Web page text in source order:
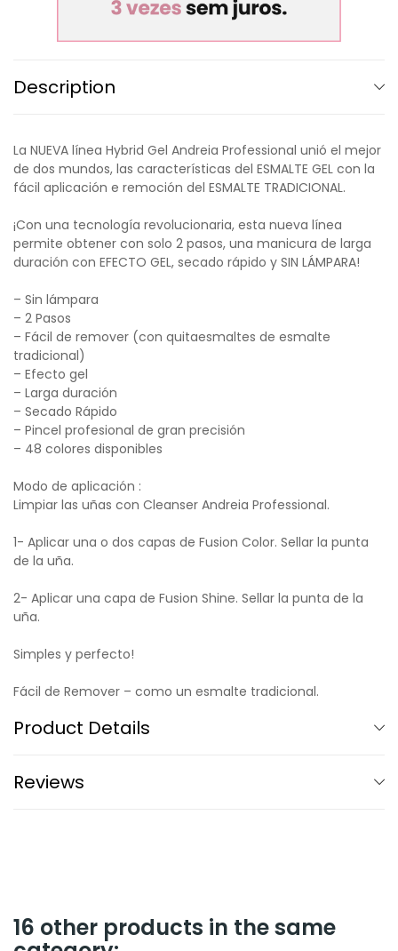
Description
La NUEVA línea Hybrid Gel Andreia Professional unió el mejor
de dos mundos, las características del ESMALTE GEL con la
fácil aplicación e remoción del ESMALTE TRADICIONAL.
¡Con una tecnología revolucionaria, esta nueva línea
permite obtener con solo 2 pasos, una manicura de larga
duración con EFECTO GEL, secado rápido y SIN LÁMPARA!
– Sin lámpara
– 2 Pasos
– Fácil de remover (con quitaesmaltes de esmalte
tradicional)
– Efecto gel
– Larga duración
– Secado Rápido
– Pincel profesional de gran precisión
– 48 colores disponibles
Modo de aplicación :
Limpiar las uñas con Cleanser Andreia Professional.
1- Aplicar una o dos capas de Fusion Color. Sellar la punta
de la uña.
2- Aplicar una capa de Fusion Shine. Sellar la punta de la
uña.
Simples y perfecto!
Fácil de Remover – como un esmalte tradicional.
Product Details
Reviews
16 other products in the same